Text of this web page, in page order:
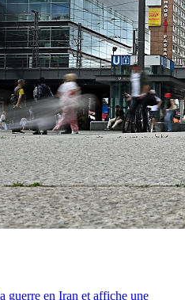
guerre en Iran et affiche une